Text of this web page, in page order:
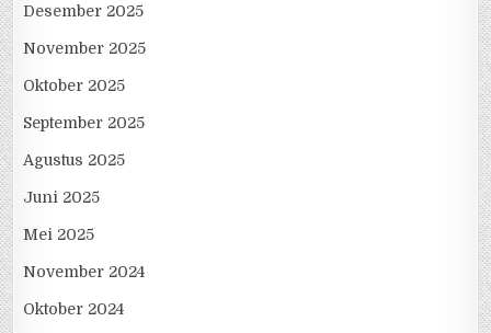
Desember 2025
November 2025
Oktober 2025
September 2025
Agustus 2025
Juni 2025
Mei 2025
November 2024
Oktober 2024